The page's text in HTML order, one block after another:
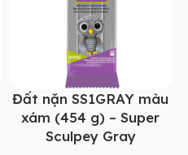
Đất nặn SS1GRAY màu
xám (454 g) – Super
Sculpey Gray